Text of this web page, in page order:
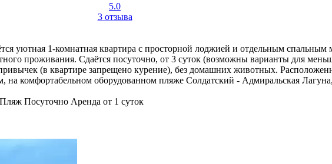
5.0
3 отзыва
уютная 1-комнатная квартира с просторной лоджией и отдельным спальным
проживания. Сдаётся посуточно, от 3 суток (возможны варианты для
(в квартире запрещено курение), без домашних животных.
на комфортабельном оборудованном пляже Солдатский - Адмиральская
Пляж Посуточно Аренда от 1 суток